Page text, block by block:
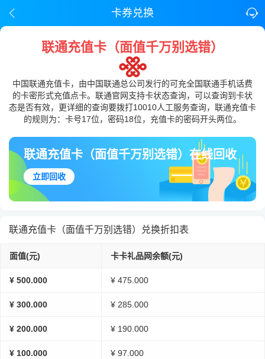
卡券兑换
联通充值卡（面值千万别选错）
中国联通充值卡，由中国联通总公司发行的可充全国联通手机话费
的卡密形式充值点卡。联通官网支持卡状态查询，可以查询到卡状
态是否有效，更详细的查询要拨打10010人工服务查询，联通充值卡
的规则为：卡号17位，密码18位，充值卡的密码开头两位。
联通充值卡（面值千万别选错）在线回收
立即回收
联通充值卡（面值千万别选错）兑换折扣表
面值(元) 卡卡礼品网余额(元)
¥ 500.000 ¥ 475.000
¥ 300.000 ¥ 285.000
¥ 200.000 ¥ 190.000
¥ 100.000 ¥ 97.000